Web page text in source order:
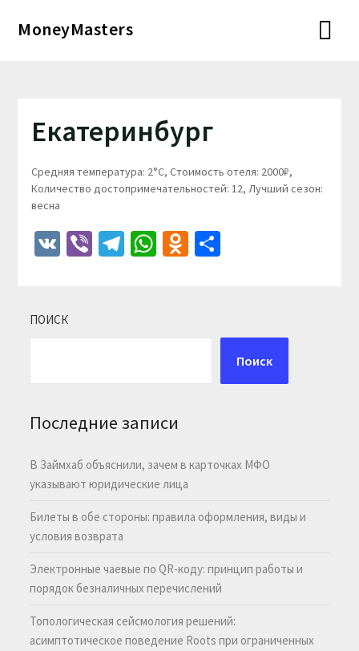
MoneyMasters
Екатеринбург
Средняя температура: 2°C, Стоимость отеля: 2000₽,
Количество достопримечательностей: 12, Лучший сезон:
весна
VKViberTelegram
WhatsApp
Odnoklassniki
Отправить
ПОИСК
Поиск
Последние записи
В Займхаб объяснили, зачем в карточках МФО
указывают юридические лица
Билеты в обе стороны: правила оформления, виды и
условия возврата
Электронные чаевые по QR-коду: принцип работы и
порядок безналичных перечислений
Топологическая сейсмология решений:
асимптотическое поведение Roots при ограниченных